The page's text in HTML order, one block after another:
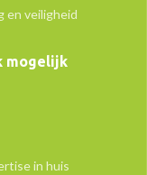
en veiligheid
mogelijk
in huis